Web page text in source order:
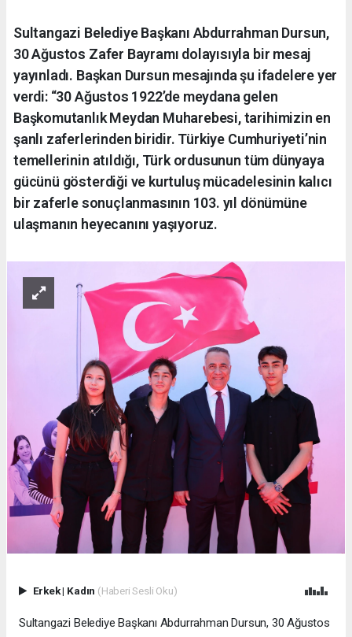
Sultangazi Belediye Başkanı Abdurrahman Dursun,
30 Ağustos Zafer Bayramı dolayısıyla bir mesaj
yayınladı. Başkan Dursun mesajında şu ifadelere yer
verdi: “30 Ağustos 1922’de meydana gelen
Başkomutanlık Meydan Muharebesi, tarihimizin en
şanlı zaferlerinden biridir. Türkiye Cumhuriyeti’nin
temellerinin atıldığı, Türk ordusunun tüm dünyaya
gücünü gösterdiği ve kurtuluş mücadelesinin kalıcı
bir zaferle sonuçlanmasının 103. yıl dönümüne
ulaşmanın heyecanını yaşıyoruz.
Erkek| Kadın (Haberi Sesli Oku)
Sultangazi Belediye Başkanı Abdurrahman Dursun, 30 Ağustos